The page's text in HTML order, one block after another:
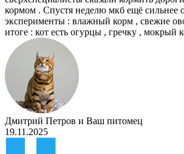
кормом . Спустя неделю мкб ещё сильнее
эксперименты : влажный корм , свежие
итоге : кот есть огурцы , гречку , мокрый
Дмитрий Петров и Ваш питомец
19.11.2025